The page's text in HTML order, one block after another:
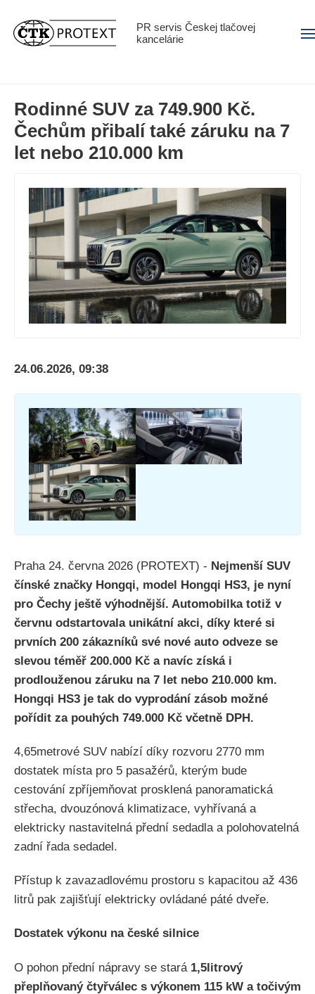
PR servis Českej tlačovej
kancelárie
Rodinné SUV za 749.900 Kč.
Čechům přibalí také záruku na 7
let nebo 210.000 km
24.06.2026, 09:38
Praha 24. června 2026 (PROTEXT) - Nejmenší SUV
čínské značky Hongqi, model Hongqi HS3, je nyní
pro Čechy ještě výhodnější. Automobilka totiž v
červnu odstartovala unikátní akci, díky které si
prvních 200 zákazníků své nové auto odveze se
slevou téměř 200.000 Kč a navíc získá i
prodlouženou záruku na 7 let nebo 210.000 km.
Hongqi HS3 je tak do vyprodání zásob možné
pořídit za pouhých 749.000 Kč včetně DPH.
4,65metrové SUV nabízí díky rozvoru 2770 mm
dostatek místa pro 5 pasažérů, kterým bude
cestování zpříjemňovat prosklená panoramatická
střecha, dvouzónová klimatizace, vyhřívaná a
elektricky nastavitelná přední sedadla a polohovatelná
zadní řada sedadel.
Přístup k zavazadlovému prostoru s kapacitou až 436
litrů pak zajišťují elektricky ovládané páté dveře.
Dostatek výkonu na české silnice
O pohon přední nápravy se stará 1,5litrový
přeplňovaný čtyřválec s výkonem 115 kW a točivým